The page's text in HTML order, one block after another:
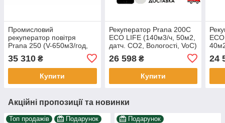
Промисловий
рекуператор повітря
Prana 250 (V-650м3/год,
35 310 ₴
Купити
Рекуператор Prana 200C
ECO LIFE (140м3/ч, 50м2,
датч. CO2, Вологості, VoC)
26 598₴
Купити
24
Акційні пропозиції та новинки
Топ продажів Подарунок Подарунок